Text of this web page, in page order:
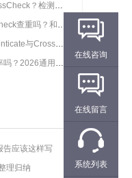
SCI投稿为什么必须用CrossCheck？检测机制和使用人群通俗解析
英文毕业论文能用CrossCheck查重吗？和Turnitin、知网区别实测
SCI投稿查重选哪个？iThenticate与CrossCheck原理、误差、用途全面对比
iThenticate能查图片重复率吗？2026通用实测教程｜SCI/EI投稿避坑详解
告应该这样写
理归纳
在线咨询
在线留言
系统列表